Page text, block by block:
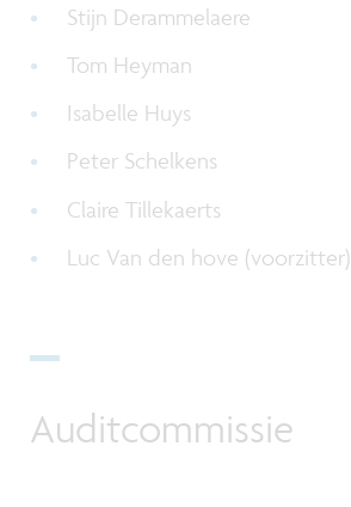
Stijn Derammelaere
Tom Heyman
Isabelle Huys
Peter Schelkens
Claire Tillekaerts
Luc Van den hove (voorzitter)
Auditcommissie